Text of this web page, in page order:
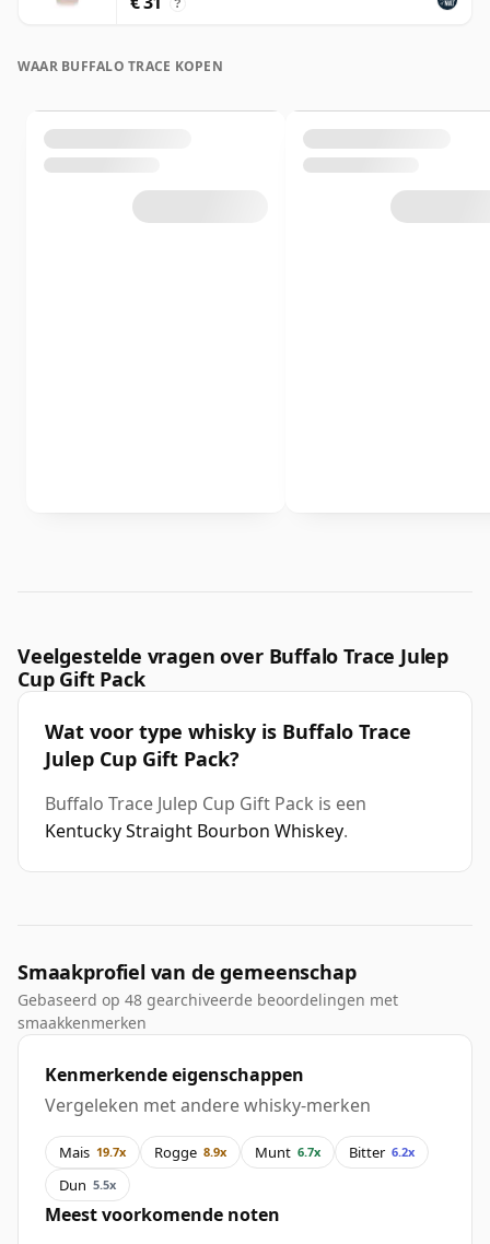
?
WAAR BUFFALO TRACE KOPEN
Veelgestelde vragen over Buffalo Trace Julep
Cup Gift Pack
Wat voor type whisky is Buffalo Trace
Julep Cup Gift Pack?
Buffalo Trace Julep Cup Gift Pack is een
Kentucky Straight Bourbon Whiskey.
Smaakprofiel van de gemeenschap
Gebaseerd op 48 gearchiveerde beoordelingen met
smaakkenmerken
Kenmerkende eigenschappen
Vergeleken met andere whisky-merken
Mais 19.7x Rogge 8.9x Munt 6.7x Bitter 6.2x
Dun 5.5x
Meest voorkomende noten